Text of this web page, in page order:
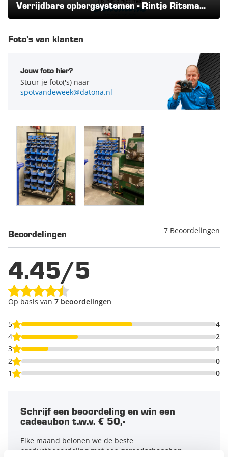
Verrijdbare opbergsystemen - Rintje Ritsma
Foto's van klanten
Jouw foto hier?
Stuur je foto('s) naar
spotvandeweek@datona.nl
Beoordelingen 7 Beoordelingen
4.45/5
Op basis van 7 beoordelingen
5
4
4
2
3
1
2
0
1
0
Schrijf een beoordeling en win een
cadeaubon t.w.v. € 50,-
Elke maand belonen we de beste
productbeoordeling met een gereedschapsbon